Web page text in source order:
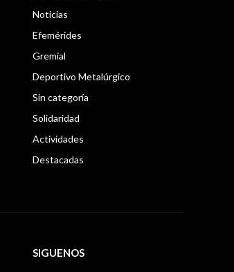
Noticias
Efemérides
Gremial
Deportivo Metalúrgico
Sin categoría
Solidaridad
Actividades
Destacadas
SIGUENOS